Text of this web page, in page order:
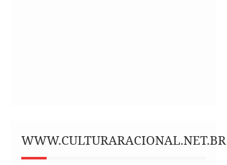
WWW.CULTURARACIONAL.NET.BR